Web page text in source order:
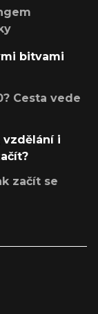
bitvami
Cesta vede
vzdělání i
začít se